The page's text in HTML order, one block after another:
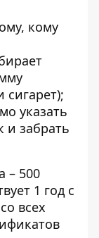
кому
сигарет);
указать
и забрать
– 500
1 год с
всех